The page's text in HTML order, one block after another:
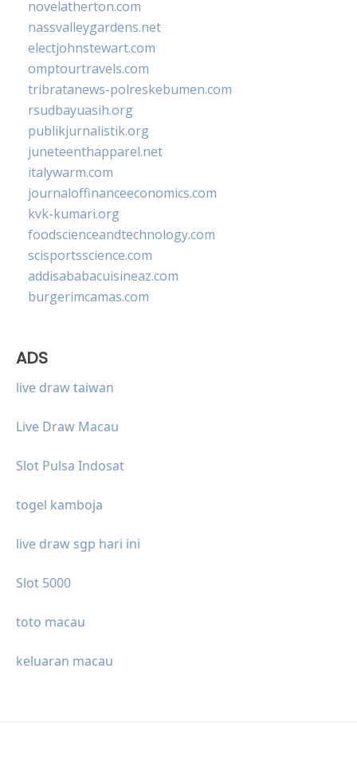
novelatherton.com
nassvalleygardens.net
electjohnstewart.com
omptourtravels.com
tribratanews-polreskebumen.com
rsudbayuasih.org
publikjurnalistik.org
juneteenthapparel.net
italywarm.com
journaloffinanceeconomics.com
kvk-kumari.org
foodscienceandtechnology.com
scisportsscience.com
addisababacuisineaz.com
burgerimcamas.com
ADS
live draw taiwan
Live Draw Macau
Slot Pulsa Indosat
togel kamboja
live draw sgp hari ini
Slot 5000
toto macau
keluaran macau